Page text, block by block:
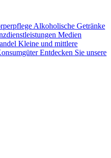
Alkoholische Getränke
Medien
Kleine und mittlere
Entdecken Sie unsere